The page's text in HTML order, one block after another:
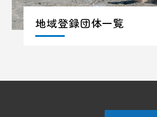
地域登録団体一覧